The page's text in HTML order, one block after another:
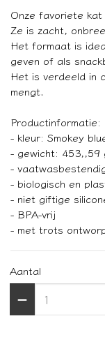
Onze favoriete kat
Ze is zacht,
Het formaat is
geven of als
Het is verdeeld in
mengt.
Productinformatie:
- kleur: Smokey
- gewicht: 453,,59
-
- biologisch en
- niet giftige
- BPA-vrij
- met trots
Aantal